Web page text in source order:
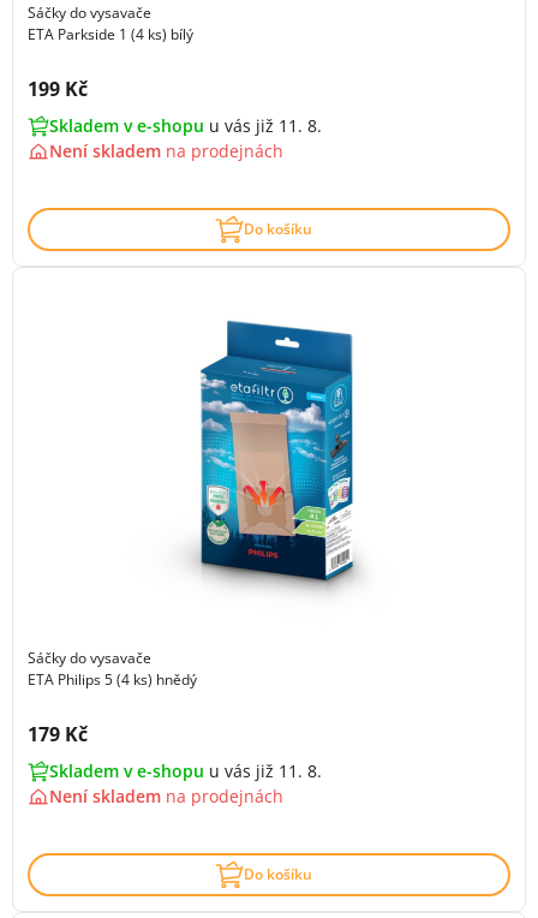
Sáčky do vysavače
ETA Parkside 1 (4 ks) bílý
Cena s DPH:
199 Kč
Skladem v e-shopu u vás již 11. 8.
Není skladem na prodejnách
Do košíku
Sáčky do vysavače
ETA Philips 5 (4 ks) hnědý
Cena s DPH:
179 Kč
Skladem v e-shopu u vás již 11. 8.
Není skladem na prodejnách
Do košíku